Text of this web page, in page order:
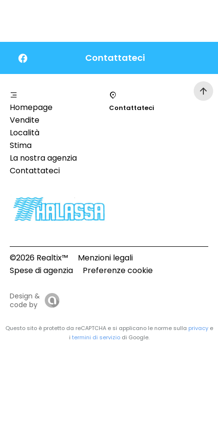
Contattateci
Homepage
Vendite
Località
Stima
La nostra agenzia
Contattateci
Contattateci
©2026 Realtix™
Menzioni legali
Spese di agenzia
Preferenze cookie
Design &
code by
Questo sito è protetto da reCAPTCHA e si applicano le norme sulla privacye
i termini di serviziodi Google.